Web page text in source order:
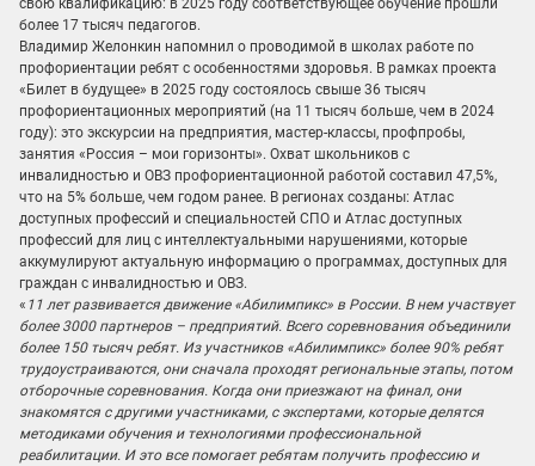
свою квалификацию: в 2025 году соответствующее обучение прошли
более 17 тысяч педагогов.
Владимир Желонкин напомнил о проводимой в школах работе по
профориентации ребят с особенностями здоровья. В рамках проекта
«Билет в будущее» в 2025 году состоялось свыше 36 тысяч
профориентационных мероприятий (на 11 тысяч больше, чем в 2024
году): это экскурсии на предприятия, мастер-классы, профпробы,
занятия «Россия – мои горизонты». Охват школьников с
инвалидностью и ОВЗ профориентационной работой составил 47,5%,
что на 5% больше, чем годом ранее. В регионах созданы: Атлас
доступных профессий и специальностей СПО и Атлас доступных
профессий для лиц с интеллектуальными нарушениями, которые
аккумулируют актуальную информацию о программах, доступных для
граждан с инвалидностью и ОВЗ.
« 11 лет развивается движение «Абилимпикс» в России. В нем участвует
более 3000 партнеров – предприятий. Всего соревнования объединили
более 150 тысяч ребят. Из участников «Абилимпикс» более 90% ребят
трудоустраиваются, они сначала проходят региональные этапы, потом
отборочные соревнования. Когда они приезжают на финал, они
знакомятся с другими участниками, с экспертами, которые делятся
методиками обучения и технологиями профессиональной
реабилитации. И это все помогает ребятам получить профессию и